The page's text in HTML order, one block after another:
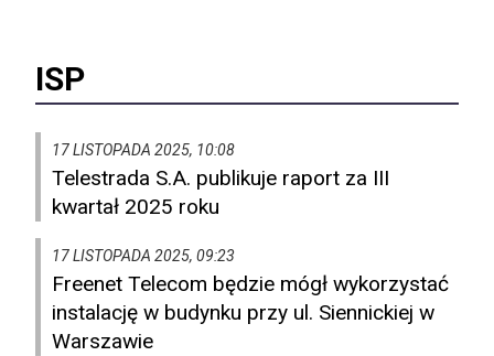
ISP
17 LISTOPADA 2025, 10:08
Telestrada S.A. publikuje raport za III
kwartał 2025 roku
17 LISTOPADA 2025, 09:23
Freenet Telecom będzie mógł wykorzystać
instalację w budynku przy ul. Siennickiej w
Warszawie